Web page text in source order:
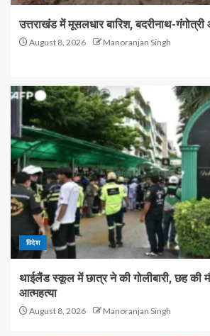
उत्तराखंड में मूसलधार बारिश, बदरीनाथ-
August 8, 2026 Manoranjan Singh
विदेश
थाईलैंड स्कूल में छात्र ने की गोलीबारी, छह की
आत्महत्या
August 8, 2026 Manoranjan Singh